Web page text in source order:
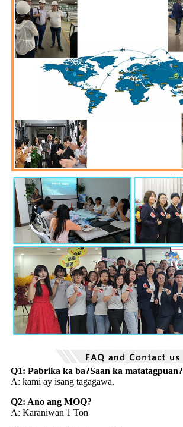
Q1: Pabrika ka ba?Saan ka matatagpuan?
A: kami ay isang tagagawa.
Q2: Ano ang MOQ?
A: Karaniwan 1 Ton